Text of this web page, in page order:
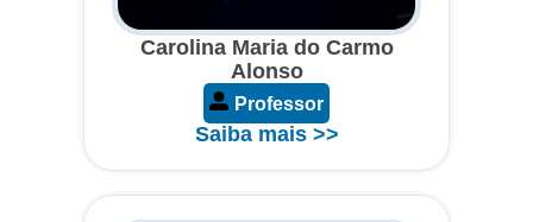
Carolina Maria do Carmo
Alonso
Professor
Saiba mais >>